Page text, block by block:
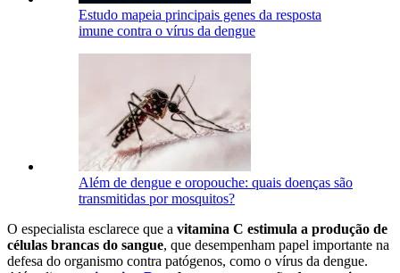
Estudo mapeia principais genes da resposta
imune contra o vírus da dengue
Além de dengue e oropouche: quais doenças são
transmitidas por mosquitos?
O especialista esclarece que a vitamina C estimula a produção de
células brancas do sangue, que desempenham papel importante na
defesa do organismo contra patógenos, como o vírus da dengue.